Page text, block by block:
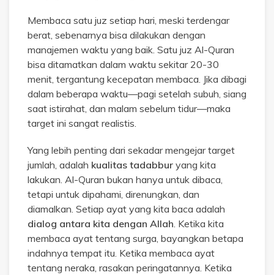
Membaca satu juz setiap hari, meski terdengar
berat, sebenarnya bisa dilakukan dengan
manajemen waktu yang baik. Satu juz Al-Quran
bisa ditamatkan dalam waktu sekitar 20-30
menit, tergantung kecepatan membaca. Jika dibagi
dalam beberapa waktu—pagi setelah subuh, siang
saat istirahat, dan malam sebelum tidur—maka
target ini sangat realistis.
Yang lebih penting dari sekadar mengejar target
jumlah, adalah kualitas tadabbur yang kita
lakukan. Al-Quran bukan hanya untuk dibaca,
tetapi untuk dipahami, direnungkan, dan
diamalkan. Setiap ayat yang kita baca adalah
dialog antara kita dengan Allah . Ketika kita
membaca ayat tentang surga, bayangkan betapa
indahnya tempat itu. Ketika membaca ayat
tentang neraka, rasakan peringatannya. Ketika